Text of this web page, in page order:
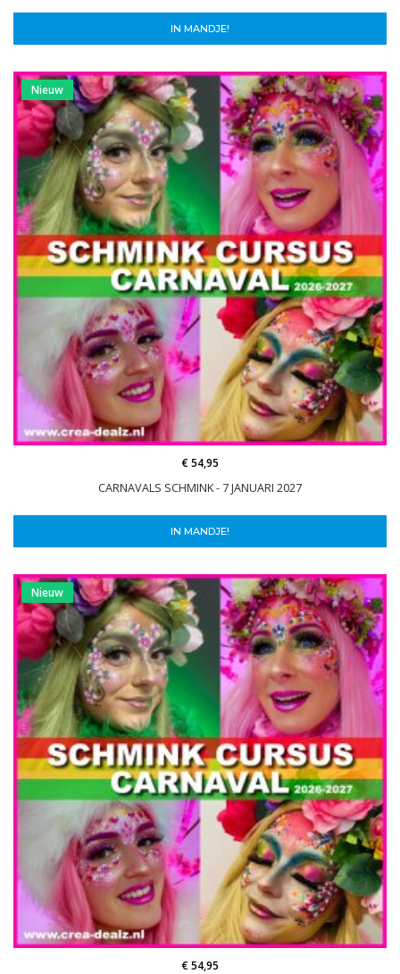
IN MANDJE!
Nieuw
CARNAVALS SCHMINK - 7 JANUARI 2027
€ 54,95
IN MANDJE!
Nieuw
€ 54,95